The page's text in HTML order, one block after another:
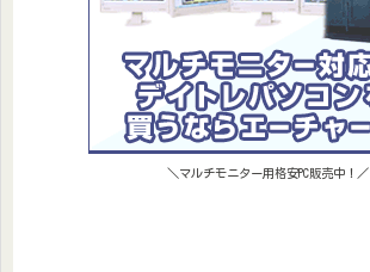
＼マルチモニター用格安PC販売中！／